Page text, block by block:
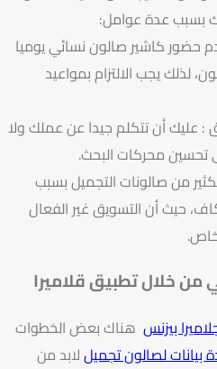
بسبب عدة عوامل:
حضور كاشير صالون نسائي يوميا
لذلك يجب الالتزام بمواعيد
: عليك أن تتكلم جيدا عن عملك ولا
تحسين محركات البحث.
من صالونات التجميل بسبب
حيث أن التسويق غير الفعال
من خلال تطبيق قلاميرا
بيزنس هناك بعض الخطوات
بيانات لصالون تجميللابد من